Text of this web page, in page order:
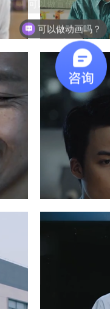
华
可以做动画吗？